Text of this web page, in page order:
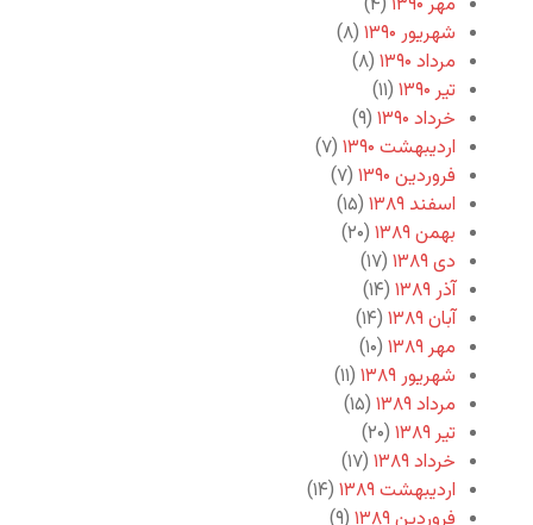
شهریور ۱۳۹۰
(۸)
مرداد ۱۳۹۰
(۸)
تیر ۱۳۹۰
(۱۱)
خرداد ۱۳۹۰
(۹)
اردیبهشت ۱۳۹۰
(۷)
فروردین ۱۳۹۰
(۷)
اسفند ۱۳۸۹
(۱۵)
بهمن ۱۳۸۹
(۲۰)
دی ۱۳۸۹
(۱۷)
آذر ۱۳۸۹
(۱۴)
آبان ۱۳۸۹
(۱۴)
مهر ۱۳۸۹
(۱۰)
شهریور ۱۳۸۹
(۱۱)
مرداد ۱۳۸۹
(۱۵)
تیر ۱۳۸۹
(۲۰)
خرداد ۱۳۸۹
(۱۷)
اردیبهشت ۱۳۸۹
(۱۴)